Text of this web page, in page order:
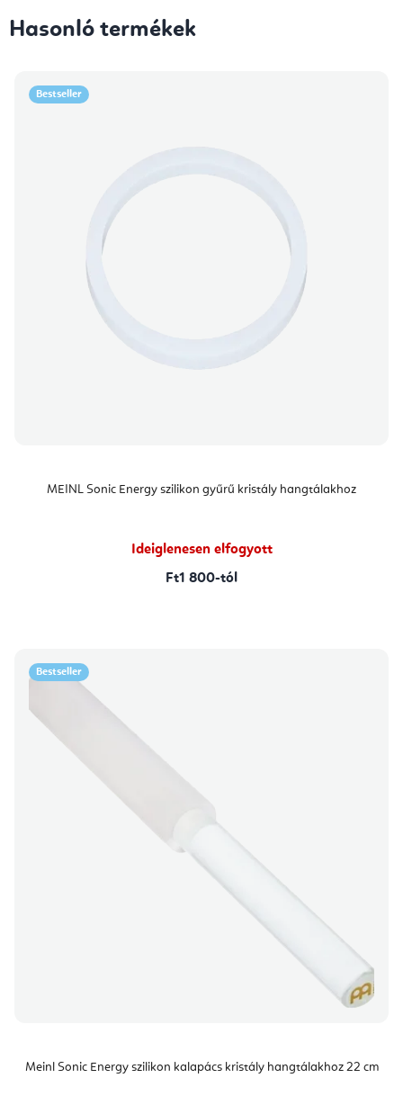
Hasonló termékek
Bestseller
MEINL Sonic Energy szilikon gyűrű kristály hangtálakhoz
Ideiglenesen elfogyott
Ft1 800-tól
Bestseller
Meinl Sonic Energy szilikon kalapács kristály hangtálakhoz 22 cm